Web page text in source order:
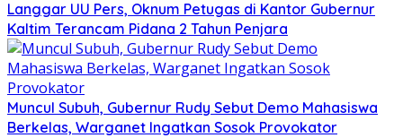
Langgar UU Pers, Oknum Petugas di Kantor Gubernur
Kaltim Terancam Pidana 2 Tahun Penjara
Muncul Subuh, Gubernur Rudy Sebut Demo Mahasiswa
Berkelas, Warganet Ingatkan Sosok Provokator